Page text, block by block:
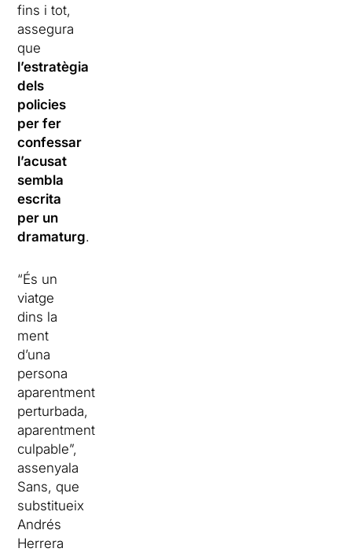
fins i tot,
assegura
que
l’estratègia
dels
policies
per fer
confessar
l’acusat
sembla
escrita
per un
dramaturg.
“És un
viatge
dins la
ment
d’una
persona
aparentment
perturbada,
aparentment
culpable”,
assenyala
Sans, que
substitueix
Andrés
Herrera